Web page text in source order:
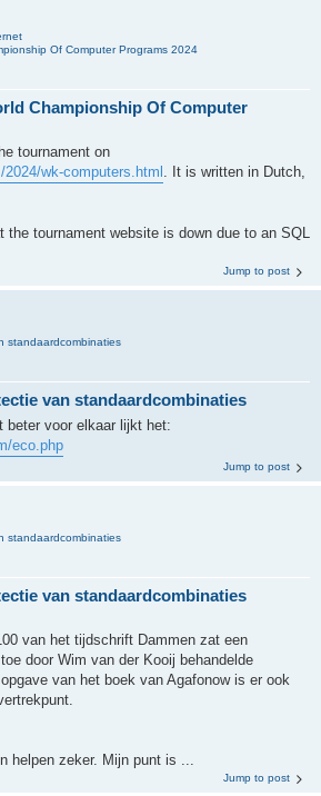
Of Computer Programs 2024
Championship Of Computer
tournament on
wk-computers.html . It is written in Dutch,
tournament website is down due to an SQL
Jump to post
standaardcombinaties
van standaardcombinaties
beter voor elkaar lijkt het:
eco.php
Jump to post
standaardcombinaties
van standaardcombinaties
van het tijdschrift Dammen zat een
door Wim van der Kooij behandelde
van het boek van Agafonow is er ook
helpen zeker. Mijn punt is ...
Jump to post